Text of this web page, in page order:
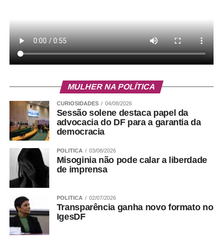
MULHER NA POLÍTICA
CURIOSIDADES 04/08/2026
Sessão solene destaca papel da
advocacia do DF para a garantia da
democracia
POLITICA 03/08/2026
Misoginia não pode calar a liberdade
de imprensa
POLITICA 02/07/2026
Transparência ganha novo formato no
IgesDF